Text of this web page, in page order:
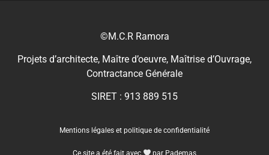
©M.C.R Ramora
Projets d’architecte, Maître d’oeuvre, Maîtrise d’Ouvrage,
Contractance Générale
SIRET : 913 889 515
Mentions légales et politique de confidentialité
Ce site a été fait avec par Pademas